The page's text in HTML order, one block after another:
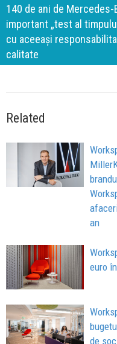
140 de ani de Mercedes-
important „test al
cu aceeași
calitate
Related
an
euro
de